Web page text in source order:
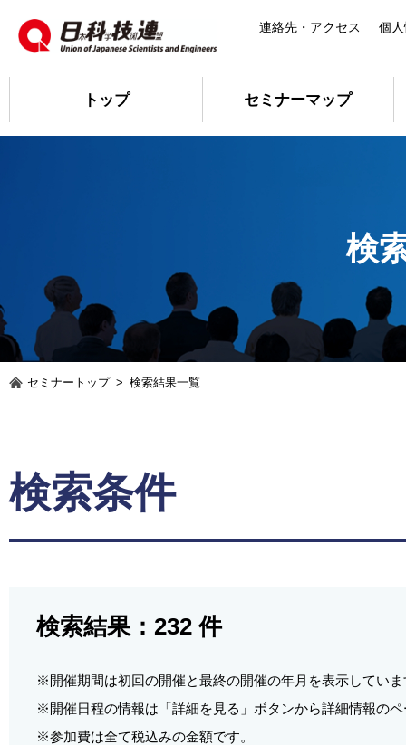
連絡先・アクセス 個
トップ セミナーマップ
検
セミナートップ > 検索結果一覧
検索条件
検索結果： 232 件
※開催期間は初回の開催と最終の開催の年月を表示していま
※開催日程の情報は「詳細を見る」ボタンから詳細情報の
※参加費は全て税込みの金額です。